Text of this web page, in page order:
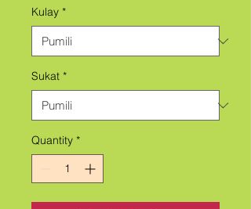
Kulay *
Sukat *
Quantity *